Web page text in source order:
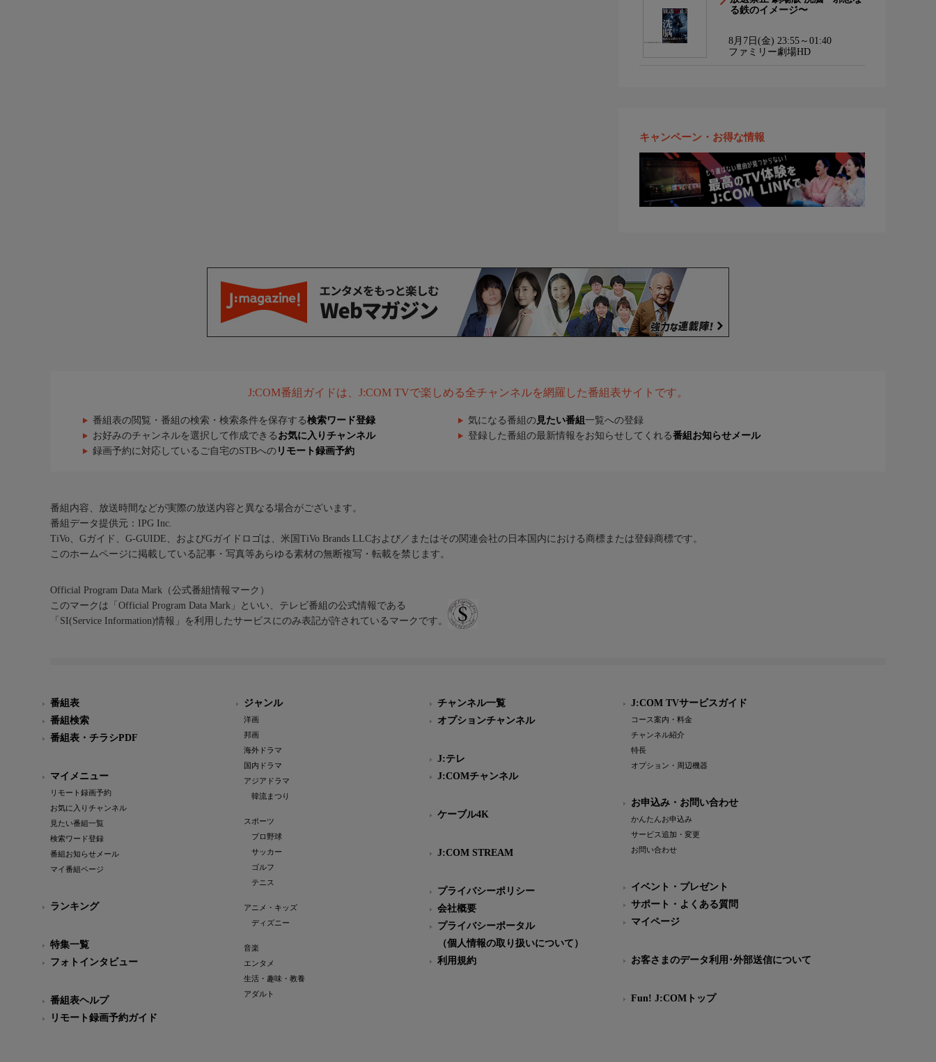
る鉄のイメージ〜
8月7日(金) 23:55～01:40
ファミリー劇場HD
キャンペーン・お得な情報
J:COM番組ガイドは、J:COM TVで楽しめる全チャンネルを網羅した番組表サイトです。
番組表の閲覧・番組の検索・検索条件を保存する検索ワード登録 気になる番組の 見たい番組 一覧への登録
お好みのチャンネルを選択して作成できる お気に入りチャンネル 登録した番組の最新情報をお知らせしてくれる番組お知らせメール
録画予約に対応しているご自宅のSTBへの リモート録画予約
番組内容、放送時間などが実際の放送内容と異なる場合がございます。
番組データ提供元：IPG Inc.
TiVo、Gガイド、G-GUIDE、およびGガイドロゴは、米国TiVo Brands LLCおよび／またはその関連会社の日本国内における商標または登録商標です。
このホームページに掲載している記事・写真等あらゆる素材の無断複写・転載を禁じます。
Official Program Data Mark（公式番組情報マーク）
このマークは「Official Program Data Mark」といい、テレビ番組の公式情報である
「SI(Service Information)情報」を利用したサービスにのみ表記が許されているマークです。
番組表
番組検索
番組表・チラシPDF
マイメニュー
リモート録画予約
お気に入りチャンネル
見たい番組一覧
検索ワード登録
番組お知らせメール
マイ番組ページ
ランキング
特集一覧
フォトインタビュー
番組表ヘルプ
リモート録画予約ガイド
ジャンル
洋画
邦画
海外ドラマ
国内ドラマ
アジアドラマ
韓流まつり
スポーツ
プロ野球
サッカー
ゴルフ
テニス
アニメ・キッズ
ディズニー
音楽
エンタメ
生活・趣味・教養
アダルト
チャンネル一覧
オプションチャンネル
J:テレ
J:COMチャンネル
ケーブル4K
J:COM STREAM
プライバシーポリシー
会社概要
プライバシーポータル
（個人情報の取り扱いについて）
利用規約
J:COM TVサービスガイド
コース案内・料金
チャンネル紹介
特長
オプション・周辺機器
お申込み・お問い合わせ
かんたんお申込み
サービス追加・変更
お問い合わせ
イベント・プレゼント
サポート・よくある質問
マイページ
お客さまのデータ利用･外部送信について
Fun! J:COMトップ